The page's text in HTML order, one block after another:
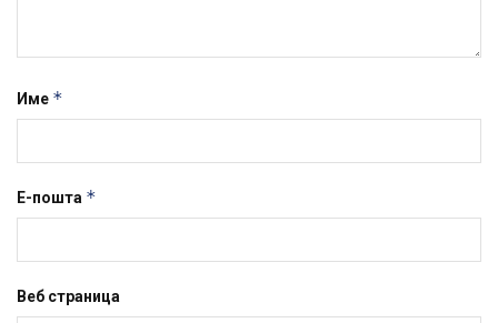
Име *
Е-пошта *
Веб страница